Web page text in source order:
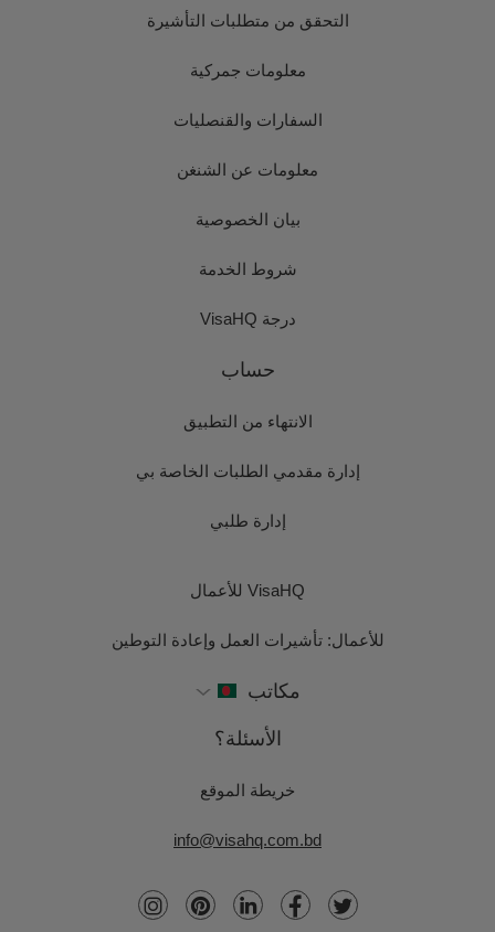
التحقق من متطلبات التأشيرة
معلومات جمركية
السفارات والقنصليات
معلومات عن الشنغن
بيان الخصوصية
شروط الخدمة
درجة VisaHQ
حساب
الانتهاء من التطبيق
إدارة مقدمي الطلبات الخاصة بي
إدارة طلبي
VisaHQ للأعمال
للأعمال: تأشيرات العمل وإعادة التوطين
مكاتب
الأسئلة؟
خريطة الموقع
info@visahq.com.bd